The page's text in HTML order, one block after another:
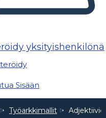
yksityishenkilönä
Sisään
Työarkkimallit